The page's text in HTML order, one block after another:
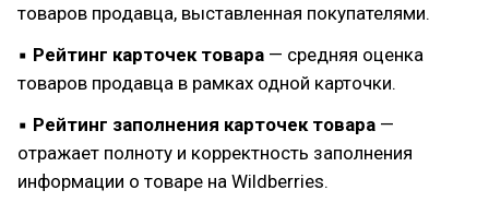
товаров продавца, выставленная покупателями.
▪ Рейтинг карточек товара — средняя оценка
товаров продавца в рамках одной карточки.
▪ Рейтинг заполнения карточек товара —
отражает полноту и корректность заполнения
информации о товаре на Wildberries.